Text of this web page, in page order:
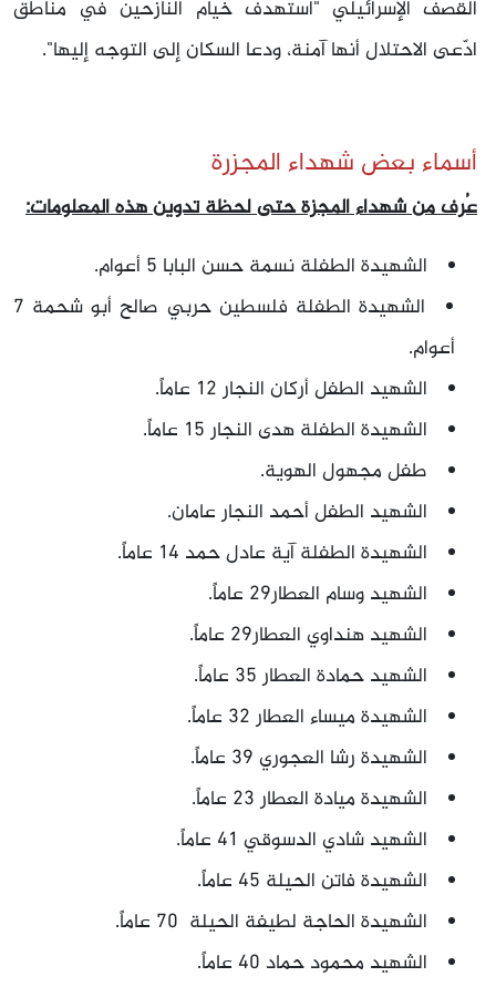
القصف الإسرائيلي "استهدف خيام النازحين في مناطق
ادّعى الاحتلال أنها آمنة، ودعا السكان إلى التوجه إليها".
أسماء بعض شهداء المجزرة
عُرف من شهداء المجزة حتى لحظة تدوين هذه المعلومات:
الشهيدة الطفلة نسمة حسن البابا 5 أعوام.
الشهيدة الطفلة فلسطين حربي صالح أبو شحمة 7
أعوام.
الشهيد الطفل أركان النجار 12 عاماً.
الشهيدة الطفلة هدى النجار 15 عاماً.
طفل مجهول الهوية.
الشهيد الطفل أحمد النجار عامان.
الشهيدة الطفلة آية عادل حمد 14 عاماً.
الشهيد وسام العطار29 عاماً.
الشهيد هنداوي العطار29 عاماً.
الشهيد حمادة العطار 35 عاماً.
الشهيدة ميساء العطار 32 عاماً.
الشهيدة رشا العجوري 39 عاماً.
الشهيدة ميادة العطار 23 عاماً.
الشهيد شادي الدسوقي 41 عاماً.
الشهيدة فاتن الحيلة 45 عاماً.
الشهيدة الحاجة لطيفة الحيلة 70 عاماً.
الشهيد محمود حماد 40 عاماً.